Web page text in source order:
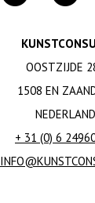
OOSTZIJDE
1508 EN
NEDERLAND
+ 31 (0) 6